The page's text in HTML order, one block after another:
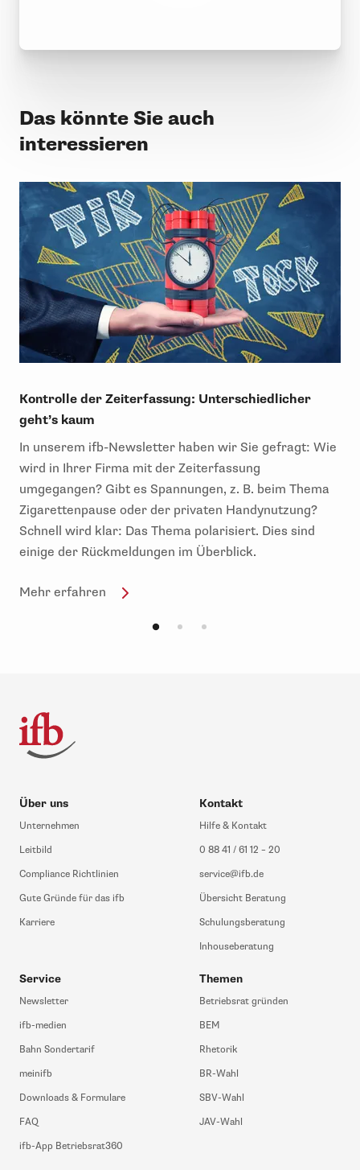
Das könnte Sie auch
interessieren
Kontrolle der Zeiterfassung: Unterschiedlicher
geht’s kaum
In unserem ifb-Newsletter haben wir Sie gefragt: Wie
wird in Ihrer Firma mit der Zeiterfassung
umgegangen? Gibt es Spannungen, z. B. beim Thema
Zigarettenpause oder der privaten Handynutzung?
Schnell wird klar: Das Thema polarisiert. Dies sind
einige der Rückmeldungen im Überblick.
Mehr erfahren
Über uns
Unternehmen
Leitbild
Compliance Richtlinien
Gute Gründe für das ifb
Karriere
Kontakt
Hilfe & Kontakt
0 88 41 / 61 12 – 20
service@ifb.de
Übersicht Beratung
Schulungsberatung
Inhouseberatung
Service
Newsletter
ifb-medien
Bahn Sondertarif
meinifb
Downloads & Formulare
FAQ
ifb-App Betriebsrat360
Themen
Betriebsrat gründen
BEM
Rhetorik
BR-Wahl
SBV-Wahl
JAV-Wahl